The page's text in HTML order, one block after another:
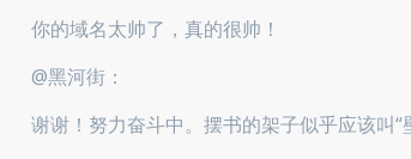
你的域名太帅了，真的很帅！
@黑河街：
谢谢！努力奋斗中。摆书的架子似乎应该叫“